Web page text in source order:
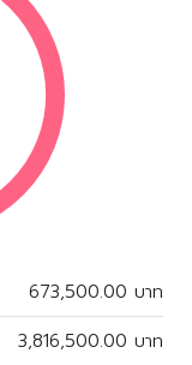
673,500.00 บาท
3,816,500.00 บาท